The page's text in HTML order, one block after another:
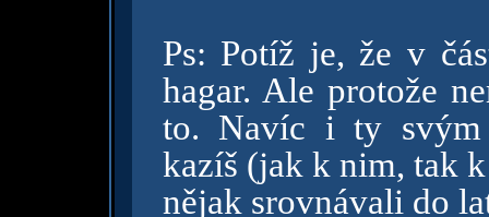
Ps: Potíž je, že v
hagar. Ale protože
to. Navíc i ty svým
kazíš (jak k nim, tak
nějak srovnávali do